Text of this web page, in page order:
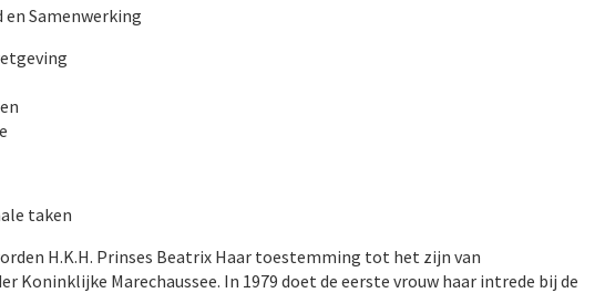
Samenwerking
taken
H.K.H. Prinses Beatrix Haar toestemming tot het zijn van
Koninklijke Marechaussee. In 1979 doet de eerste vrouw haar intrede bij de